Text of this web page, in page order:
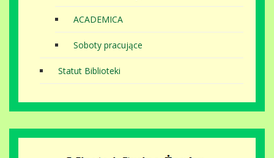
ACADEMICA
Soboty pracujące
Statut Biblioteki